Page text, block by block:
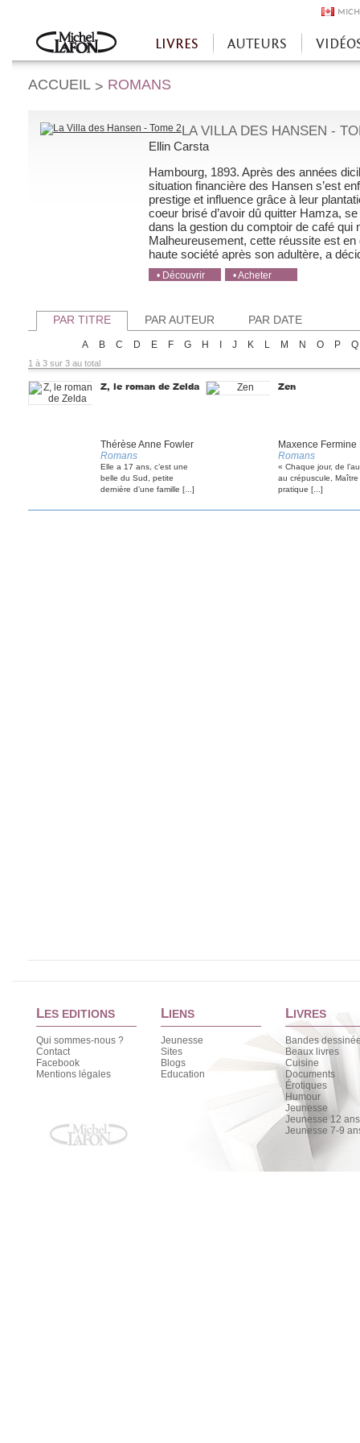
Accueil
LIVRES AUTEURS
ACCUEIL > ROMANS
LA VILLA DES HANSEN -
Ellin Carsta
Hambourg, 1893. Après des années
situation financière des Hansen s’est
prestige et influence grâce à leur
coeur brisé d’avoir dû quitter Hamza,
dans la gestion du comptoir de café qui
Malheureusement, cette réussite est
haute société après son adultère, a
• Découvrir
• Acheter
PAR TITRE PAR AUTEUR PAR DATE
A B C D E F G H J K L M N O P Q
1 à 3 sur 3 au total
Z, le roman de Zelda
Thérèse Anne Fowler
Romans
Elle a 17 ans, c’est une
belle du Sud, petite
dernière d’une famille [...]
Zen
Maxence Fermine
Romans
« Chaque jour, de
au crépuscule, Maître
pratique [...]
LES EDITIONS
Qui sommes-nous ?
Contact
Facebook
Mentions légales
LIENS
Jeunesse
Sites
Blogs
Education
LIVRES
Bandes
Beaux livres
Cuisine
Documents
Érotiques
Humour
Jeunesse
Jeunesse 12
Jeunesse 7-9